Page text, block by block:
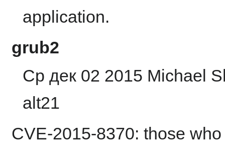
application.
grub2
Ср дек 02 2015 Michael
alt21
CVE-2015-8370: those